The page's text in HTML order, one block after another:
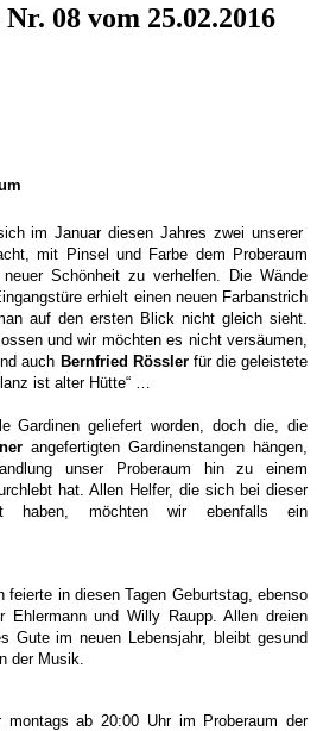
08 vom 25.02.2016
im Januar diesen Jahres zwei unserer
mit Pinsel und Farbe dem Proberaum
Schönheit zu verhelfen. Die Wände
erhielt einen neuen Farbanstrich
auf den ersten Blick nicht gleich sieht.
und wir möchten es nicht versäumen,
auch Bernfried Rösslerfür die geleistete
ist alter Hütte“ …
Gardinen geliefert worden, doch die, die
angefertigten Gardinenstangen hängen,
unser Proberaum hin zu einem
hat. Allen Helfer, die sich bei dieser
haben, möchten wir ebenfalls ein
feierte in diesen Tagen Geburtstag, ebenso
Ehlermann und Willy Raupp. Allen dreien
Gute im neuen Lebensjahr, bleibt gesund
der Musik.
montags ab 20:00 Uhr im Proberaum der